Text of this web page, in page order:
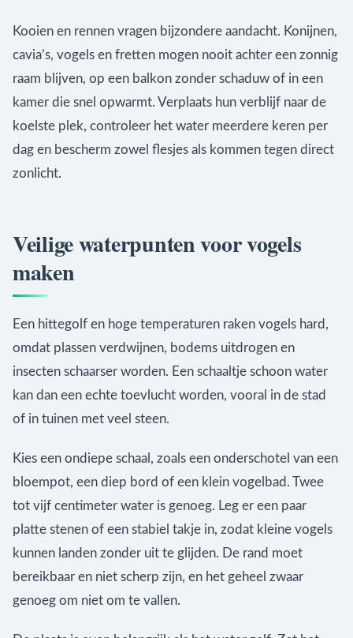
Kooien en rennen vragen bijzondere aandacht. Konijnen,
cavia’s, vogels en fretten mogen nooit achter een zonnig
raam blijven, op een balkon zonder schaduw of in een
kamer die snel opwarmt. Verplaats hun verblijf naar de
koelste plek, controleer het water meerdere keren per
dag en bescherm zowel flesjes als kommen tegen direct
zonlicht.
Veilige waterpunten voor vogels
maken
Een hittegolf en hoge temperaturen raken vogels hard,
omdat plassen verdwijnen, bodems uitdrogen en
insecten schaarser worden. Een schaaltje schoon water
kan dan een echte toevlucht worden, vooral in de stad
of in tuinen met veel steen.
Kies een ondiepe schaal, zoals een onderschotel van een
bloempot, een diep bord of een klein vogelbad. Twee
tot vijf centimeter water is genoeg. Leg er een paar
platte stenen of een stabiel takje in, zodat kleine vogels
kunnen landen zonder uit te glijden. De rand moet
bereikbaar en niet scherp zijn, en het geheel zwaar
genoeg om niet om te vallen.